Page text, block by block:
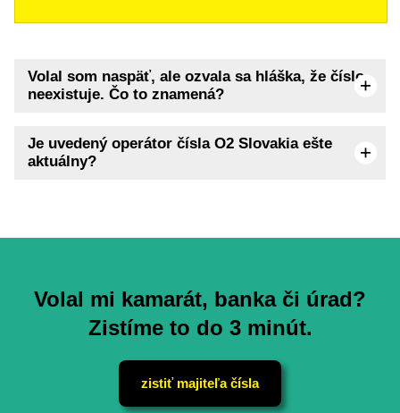
Volal som naspäť, ale ozvala sa hláška, že číslo
neexistuje. Čo to znamená?
Je uvedený operátor čísla O2 Slovakia ešte
aktuálny?
Volal mi kamarát, banka či úrad?
Zistíme to do 3 minút.
zistiť majiteľa čísla